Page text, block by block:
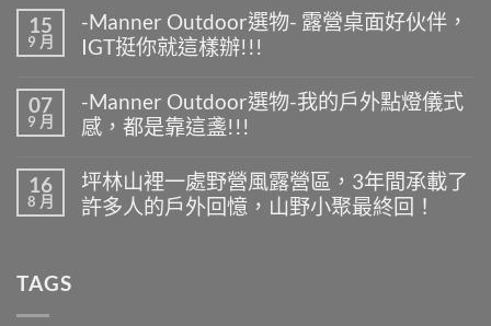
Manner
Outdoor
夏
天
露
什
麼
最
好
無
留
言
15
9 月
-Manner Outdoor選物- 露營桌面好伙伴，
IGT挺你就這樣辦!!!
Manner
Outdoor
選
露
營
桌
無
留
言
07
9 月
-Manner Outdoor選物-我的戶外點燈儀式
感，都是靠這盞!!!
〈-
Manner
Outdoor
選
無
留
言
16
8 月
坪林山裡一處野營風露營區，3年間承載了
許多人的戶外回憶，山野小聚最終回！
TAGS